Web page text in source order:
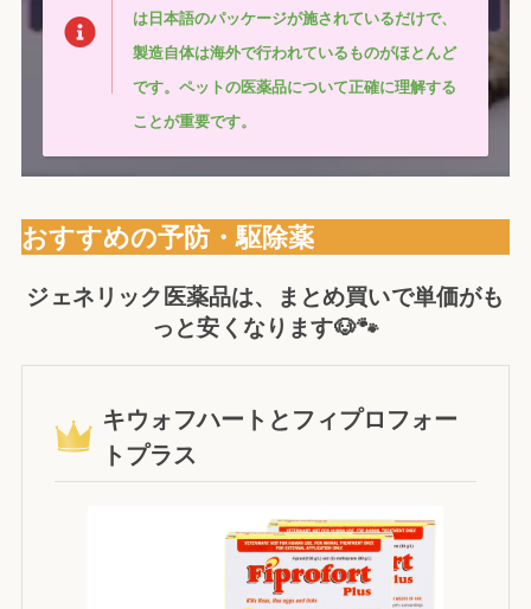
は日本語のパッケージが施されているだけで、
製造自体は海外で行われているものがほとんど
です。ペットの医薬品について正確に理解する
ことが重要です。
おすすめの予防・駆除薬
ジェネリック医薬品は、まとめ買いで単価がも
っと安くなります🐶🐾
キウォフハートとフィプロフォー
トプラス